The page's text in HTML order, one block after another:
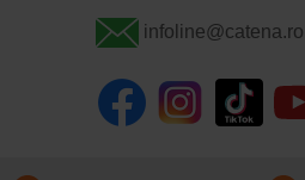
infoline@catena.ro